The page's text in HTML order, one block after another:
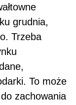
grudnia,
Trzeba
To może
zachowania